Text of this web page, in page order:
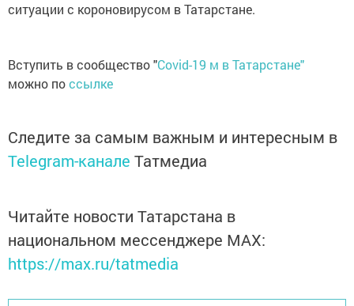
ситуации с короновирусом в Татарстане.
Вступить в сообщество "Covid-19 м в Татарстане"
можно поссылке
Следите за самым важным и интересным в
Telegram-канале Татмедиа
Читайте новости Татарстана в
национальном мессенджере MАХ:
https://max.ru/tatmedia